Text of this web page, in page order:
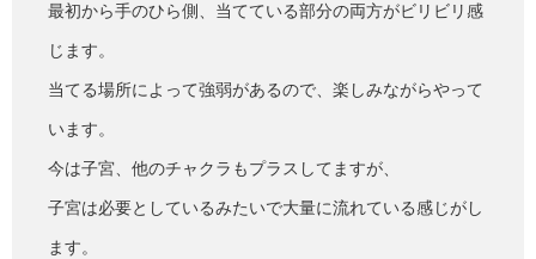
最初から手のひら側、当てている部分の両方がビリビリ感
じます。
当てる場所によって強弱があるので、楽しみながらやって
います。
今は子宮、他のチャクラもプラスしてますが、
子宮は必要としているみたいで大量に流れている感じがし
ます。